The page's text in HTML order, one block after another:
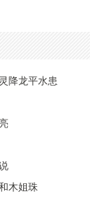
降龙平水患
木姐珠